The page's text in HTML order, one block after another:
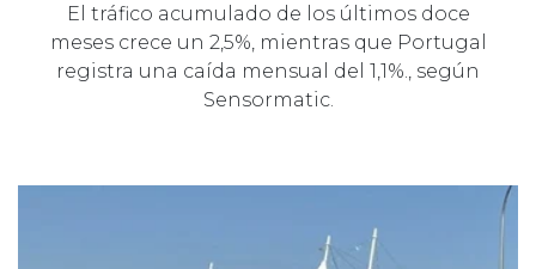
El tráfico acumulado de los últimos doce
meses crece un 2,5%, mientras que Portugal
registra una caída mensual del 1,1%., según
Sensormatic.